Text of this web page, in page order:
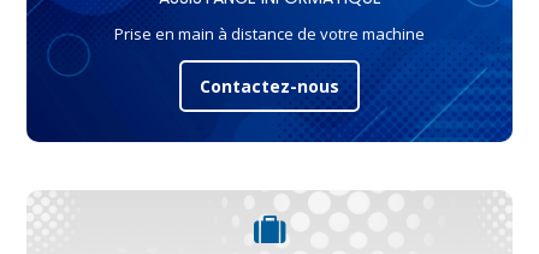
Prise en main à distance de votre machine
Contactez-nous